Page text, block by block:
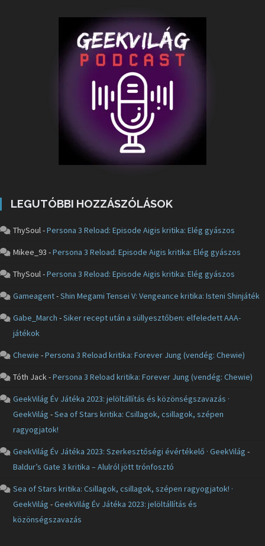
LEGUTÓBBI HOZZÁSZÓLÁSOK
ThySoul-Persona 3 Reload: Episode Aigis kritika: Elég gyászos
Mikee_93 -Persona 3 Reload: Episode Aigis kritika: Elég gyászos
ThySoul-Persona 3 Reload: Episode Aigis kritika: Elég gyászos
Gameagent-Shin Megami Tensei V: Vengeance kritika: Isteni Shinjáték
Gabe_March -Siker recept után a süllyesztőben: elfeledett AAA-
játékok
Chewie -Persona 3 Reload kritika: Forever Jung (vendég: Chewie)
Tóth Jack-Persona 3 Reload kritika: Forever Jung (vendég: Chewie)
GeekVilág Év Játéka 2023: jelöltállítás és közönségszavazás ·
GeekVilág -Sea of Stars kritika: Csillagok, csillagok, szépen
ragyogjatok!
GeekVilág Év Játéka 2023: Szerkesztőségi évértékelő · GeekVilág -
Baldur’s Gate 3 kritika – Alulról jött trónfosztó
Sea of Stars kritika: Csillagok, csillagok, szépen ragyogjatok! ·
GeekVilág -GeekVilág Év Játéka 2023: jelöltállítás és
közönségszavazás